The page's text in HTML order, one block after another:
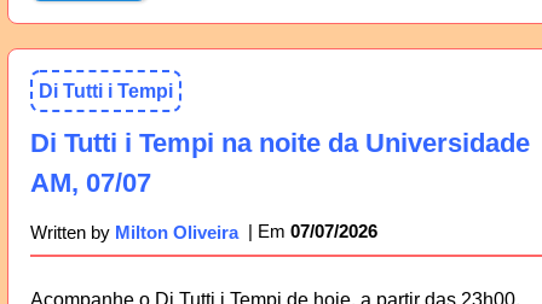
Di Tutti i Tempi
Di Tutti i Tempi na noite da Universidade
AM, 07/07
Written by Milton Oliveira 07/07/2026